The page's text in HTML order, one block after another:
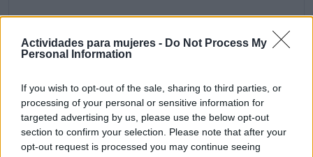
Actividades para mujeres - Do Not Process My
Personal Information
If you wish to opt-out of the sale, sharing to third parties, or
processing of your personal or sensitive information for
targeted advertising by us, please use the below opt-out
section to confirm your selection. Please note that after your
opt-out request is processed you may continue seeing
20 visualizaciones Senderismo